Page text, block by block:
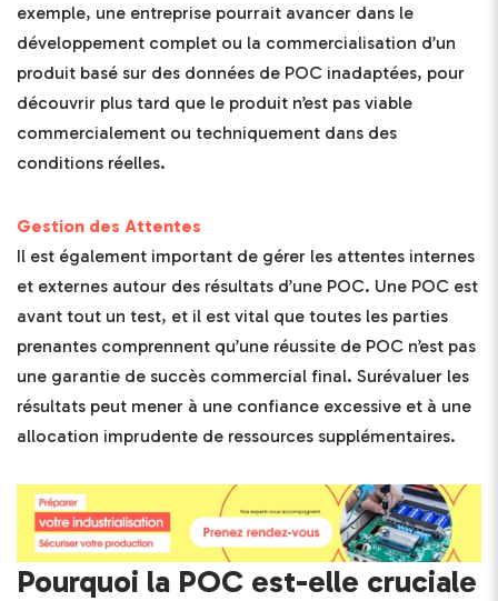
exemple, une entreprise pourrait avancer dans le
développement complet ou la commercialisation d’un
produit basé sur des données de POC inadaptées, pour
découvrir plus tard que le produit n’est pas viable
commercialement ou techniquement dans des
conditions réelles.
Gestion des Attentes
Il est également important de gérer les attentes internes
et externes autour des résultats d’une POC. Une POC est
avant tout un test, et il est vital que toutes les parties
prenantes comprennent qu’une réussite de POC n’est pas
une garantie de succès commercial final. Surévaluer les
résultats peut mener à une confiance excessive et à une
allocation imprudente de ressources supplémentaires.
Pourquoi la POC est-elle cruciale